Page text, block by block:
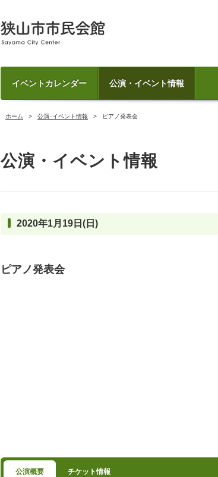
イベントカレンダー 公演・イベント情報
ホーム 公演･イベント情報 ピアノ発表会
公演・イベント情報
2020年1月19日(日)
ピアノ発表会
公演概要 チケット情報